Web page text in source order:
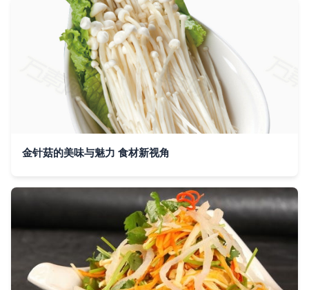
金针菇的美味与魅力 食材新视角